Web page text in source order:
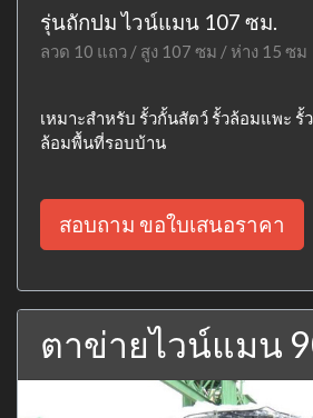
รุ่นถักปม ไวน์แมน 107 ซม.
ลวด 10 แถว / สูง 107 ซม / ห่าง 15 ซม
เหมาะสำหรับ รั้วกั้นสัตว์ รั้วล้อมแพะ
ล้อมพื้นที่รอบบ้าน
สอบถาม ขอใบเสนอราคา
ตาข่ายไวน์แมน